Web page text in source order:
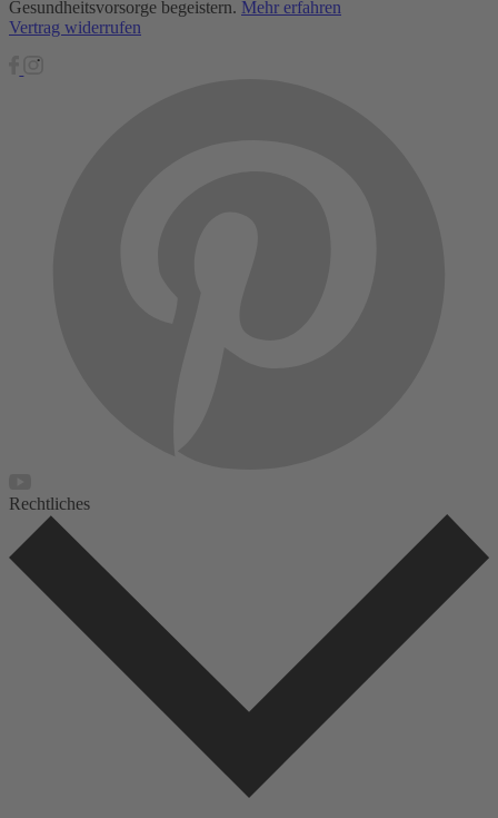
Gesundheitsvorsorge begeistern. Mehr erfahren
Vertrag widerrufen
Rechtliches